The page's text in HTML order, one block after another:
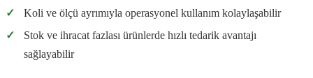
✓
Koli ve ölçü ayrımıyla operasyonel kullanım kolaylaşabilir
✓
Stok ve ihracat fazlası ürünlerde hızlı tedarik avantajı
sağlayabilir